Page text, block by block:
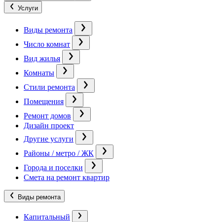
Услуги
Виды ремонта
Число комнат
Вид жилья
Комнаты
Стили ремонта
Помещения
Ремонт домов
Дизайн проект
Другие услуги
Районы / метро / ЖК
Города и поселки
Смета на ремонт квартир
Виды ремонта
Капитальный